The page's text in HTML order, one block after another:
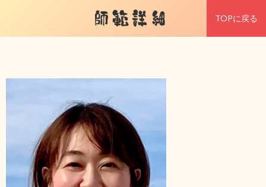
師範詳細 TOPに戻る